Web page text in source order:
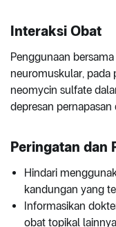
Interaksi Obat
Penggunaan
neuromuskular, pada
neomycin sulfate
depresan
Peringatan dan
Hindari
kandungan yang
Informasikan
obat topikal